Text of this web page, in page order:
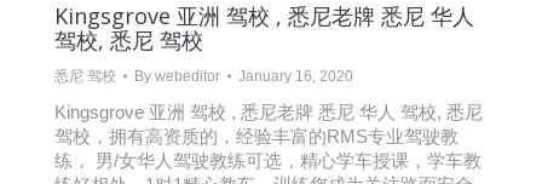
Kingsgrove 亚洲 驾校 , 悉尼老牌 悉尼 华人
驾校, 悉尼 驾校
悉尼 驾校 By webeditor January 16, 2020
Kingsgrove 亚洲 驾校 , 悉尼老牌 悉尼 华人 驾校, 悉尼
驾校，拥有高资质的，经验丰富的RMS专业驾驶教
练， 男/女华人驾驶教练可选，精心学车授课，学车教